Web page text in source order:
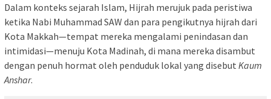
Dalam konteks sejarah Islam, Hijrah merujuk pada peristiwa
ketika Nabi Muhammad SAW dan para pengikutnya hijrah dari
Kota Makkah—tempat mereka mengalami penindasan dan
intimidasi—menuju Kota Madinah, di mana mereka disambut
dengan penuh hormat oleh penduduk lokal yang disebut Kaum
Anshar.